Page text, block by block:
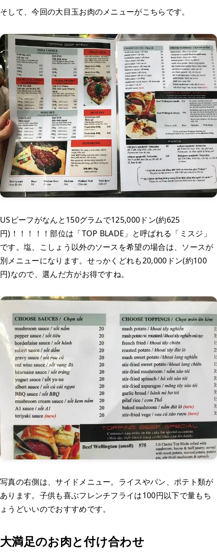
そして、今回の大目玉お肉のメニューがこちらです。
USビーフがなんと150グラムで125,000ドン(約625
円)！！！！！部位は「TOP BLADE」と呼ばれる「ミスジ」
です。塩、こしょう以外のソースを希望の場合は、ソースが
別メニューになります。せっかくどれも20,000ドン(約100
円)なので、選んだ方がお得ですね。
写真の右側は、サイドメニュー。ライスやパン、ポテト類が
あります。子供も喜ぶフレンチフライは100円以下で量もち
ょうどいいのでおすすめです。
大満足のお肉と付け合わせ